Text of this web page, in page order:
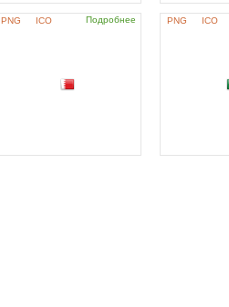
PNG ICO Подробнее PNG ICO